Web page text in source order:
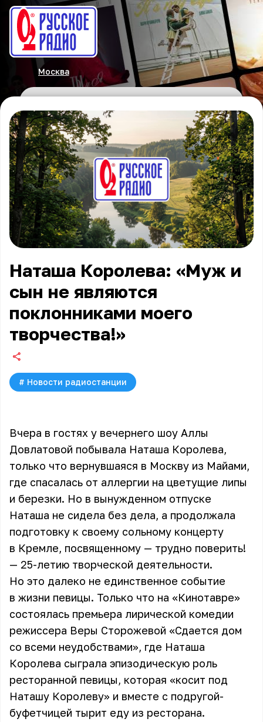
Москва
Наташа Королева: «Муж и
сын не являются
поклонниками моего
творчества!»
# Новости радиостанции
Вчера в гостях у вечернего шоу Аллы
Довлатовой побывала Наташа Королева,
только что вернувшаяся в Москву из Майами,
где спасалась от аллергии на цветущие липы
и березки. Но в вынужденном отпуске
Наташа не сидела без дела, а продолжала
подготовку к своему сольному концерту
в Кремле, посвященному — трудно поверить!
— 25-летию творческой деятельности.
Но это далеко не единственное событие
в жизни певицы. Только что на «Кинотавре»
состоялась премьера лирической комедии
режиссера Веры Сторожевой «Сдается дом
со всеми неудобствами», где Наташа
Королева сыграла эпизодическую роль
ресторанной певицы, которая «косит под
Наташу Королеву» и вместе с подругой-
буфетчицей тырит еду из ресторана.